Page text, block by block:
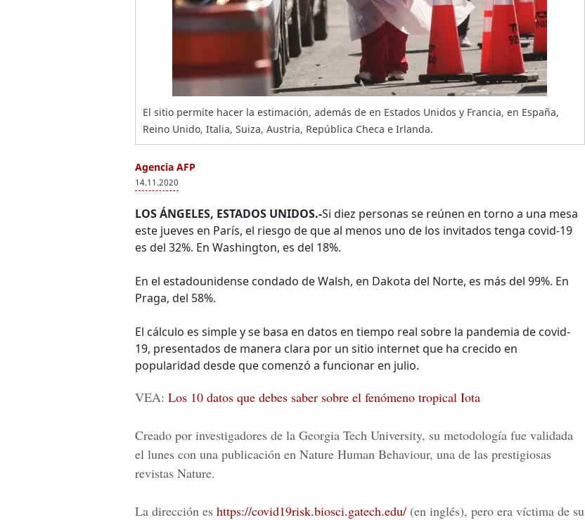
El sitio permite hacer la estimación, además de en Estados Unidos y Francia, en España,
Reino Unido, Italia, Suiza, Austria, República Checa e Irlanda.
Agencia AFP
14.11.2020
LOS ÁNGELES, ESTADOS UNIDOS.-Si diez personas se reúnen en torno a una mesa
este jueves en París, el riesgo de que al menos uno de los invitados tenga covid-19
es del 32%. En Washington, es del 18%.
En el estadounidense condado de Walsh, en Dakota del Norte, es más del 99%. En
Praga, del 58%.
El cálculo es simple y se basa en datos en tiempo real sobre la pandemia de covid-
19, presentados de manera clara por un sitio internet que ha crecido en
popularidad desde que comenzó a funcionar en julio.
VEA: Los 10 datos que debes saber sobre el fenómeno tropical Iota
Creado por investigadores de la Georgia Tech University, su metodología fue validada
el lunes con una publicación en Nature Human Behaviour, una de las prestigiosas
revistas Nature.
La dirección es https://covid19risk.biosci.gatech.edu/ (en inglés), pero era víctima de su